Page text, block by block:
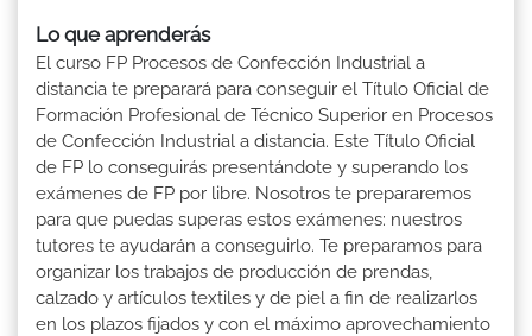
Lo que aprenderás
El curso FP Procesos de Confección Industrial a
distancia te preparará para conseguir el Título Oficial de
Formación Profesional de Técnico Superior en Procesos
de Confección Industrial a distancia. Este Título Oficial
de FP lo conseguirás presentándote y superando los
exámenes de FP por libre. Nosotros te prepararemos
para que puedas superas estos exámenes: nuestros
tutores te ayudarán a conseguirlo. Te preparamos para
organizar los trabajos de producción de prendas,
calzado y artículos textiles y de piel a fin de realizarlos
en los plazos fijados y con el máximo aprovechamiento